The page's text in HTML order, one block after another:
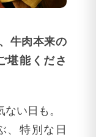
牛肉本来の
堪能くださ
い日も。
、特別な日